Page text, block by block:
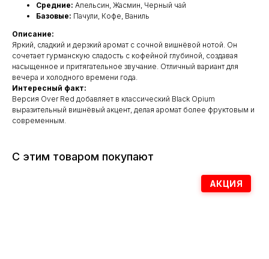
Средние: Апельсин, Жасмин, Черный чай
Базовые: Пачули, Кофе, Ваниль
Описание:
Яркий, сладкий и дерзкий аромат с сочной вишнёвой нотой. Он
сочетает гурманскую сладость с кофейной глубиной, создавая
насыщенное и притягательное звучание. Отличный вариант для
вечера и холодного времени года.
Интересный факт:
Версия Over Red добавляет в классический Black Opium
выразительный вишнёвый акцент, делая аромат более фруктовым и
современным.
С этим товаром покупают
АКЦИЯ